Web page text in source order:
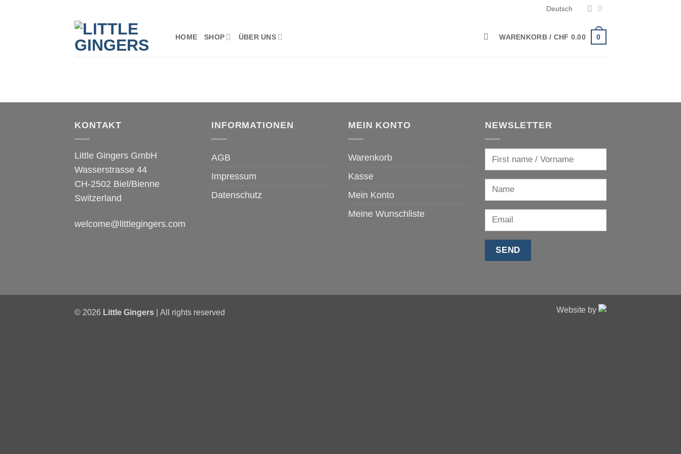
Deutsch
HOME SHOP ÜBER UNS WARENKORB / CHF 0.00 0
KONTAKT
Little Gingers GmbH
Wasserstrasse 44
CH-2502 Biel/Bienne
Switzerland
welcome@littlegingers.com
INFORMATIONEN
AGB
Impressum
Datenschutz
MEIN KONTO
Warenkorb
Kasse
Mein Konto
Meine Wunschliste
NEWSLETTER
Website by
© 2026 Little Gingers | All rights reserved